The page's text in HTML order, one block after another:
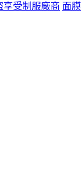
享受制服廠商 面